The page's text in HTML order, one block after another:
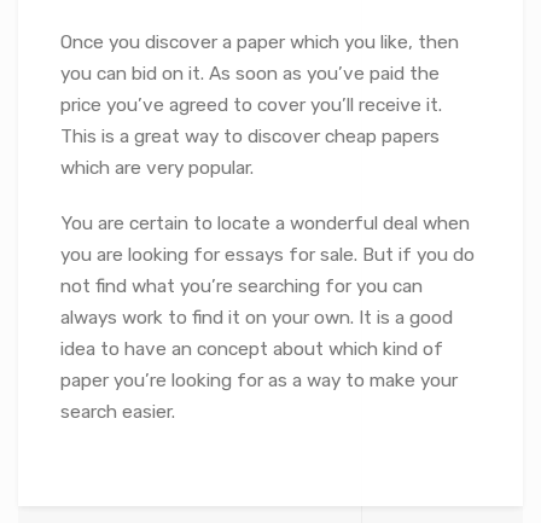
Once you discover a paper which you like, then
you can bid on it. As soon as you’ve paid the
price you’ve agreed to cover you’ll receive it.
This is a great way to discover cheap papers
which are very popular.
You are certain to locate a wonderful deal when
you are looking for essays for sale. But if you do
not find what you’re searching for you can
always work to find it on your own. It is a good
idea to have an concept about which kind of
paper you’re looking for as a way to make your
search easier.